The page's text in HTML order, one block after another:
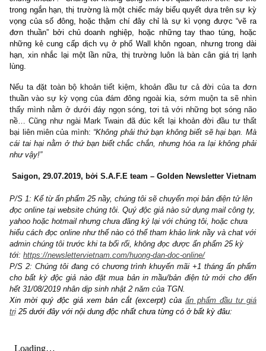
toán”, diễn giải về cách một số DN ma mãnh hoặc bị sức ép
buộc phải thao túng các chỉ tiêu kinh doanh quan trọng (key
Cuối cùng, quý độc giả sẽ được chiêm ngưỡng nội dungWatch
S.A.F.E được thử nghiệm lần đầu tiên trong ấn phẩm kỳ 25 nầy.
Gần đây chúng tôi hay nghe câu từ một số người nghĩ rằng
rất đúng: “Chứng khoán là thị trường của sự kỳ vọng. Chứng
buôn sự kỳ vọng. Sự kỳ vọng là thứ quan trọng nhất của thị
chứng khoán”. Chúng tôi không đồng tình với quan điểm trên.
trong ngắn hạn, thị trường là một chiếc máy biểu quyết dựa trên
vọng của số đông, hoặc thậm chí đây chỉ là sự kì vọng được
đơn thuần” bởi chủ doanh nghiệp, hoặc những tay thao túng,
những kẻ cung cấp dịch vụ ở phố Wall khôn ngoan, nhưng
lùng.
Nếu ta đặt toàn bộ khoản tiết kiệm, khoản đầu tư cả đời của
thuần vào sự kỳ vọng của đám đông ngoài kia, sớm muộn ta
thấy mình nằm ở dưới đáy ngọn sóng, tơi tả với những bọt
nề… Cũng như ngài Mark Twain đã đúc kết lại khoản đời đầu
bại liên miên của mình:“Không phải thứ bạn không biết sẽ hại
cái tai hại nằm ở thứ bạn biết chắc chắn, nhưng hóa ra lại
như vậy!”
Saigon, 29.07.2019, bởi S.A.F.E team – Golden Newsletter